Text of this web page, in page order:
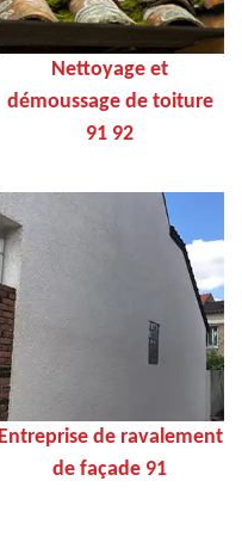
Nettoyage et
démoussage de toiture
91 92
Entreprise de ravalement
de façade 91